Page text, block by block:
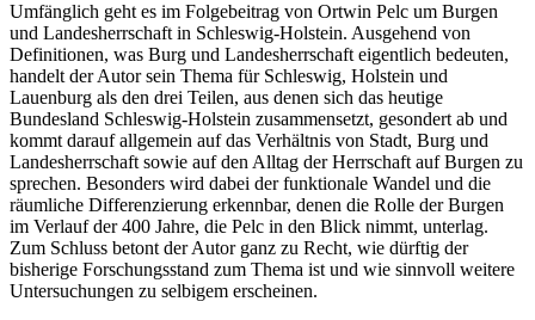
Umfänglich geht es im Folgebeitrag von Ortwin Pelc um Burgen
und Landesherrschaft in Schleswig-Holstein. Ausgehend von
Definitionen, was Burg und Landesherrschaft eigentlich bedeuten,
handelt der Autor sein Thema für Schleswig, Holstein und
Lauenburg als den drei Teilen, aus denen sich das heutige
Bundesland Schleswig-Holstein zusammensetzt, gesondert ab und
kommt darauf allgemein auf das Verhältnis von Stadt, Burg und
Landesherrschaft sowie auf den Alltag der Herrschaft auf Burgen zu
sprechen. Besonders wird dabei der funktionale Wandel und die
räumliche Differenzierung erkennbar, denen die Rolle der Burgen
im Verlauf der 400 Jahre, die Pelc in den Blick nimmt, unterlag.
Zum Schluss betont der Autor ganz zu Recht, wie dürftig der
bisherige Forschungsstand zum Thema ist und wie sinnvoll weitere
Untersuchungen zu selbigem erscheinen.